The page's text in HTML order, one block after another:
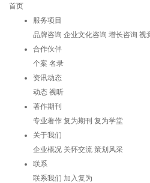
首页
服务项目
品牌咨询 企业文化咨询 增长咨询 视
合作伙伴
个案 名录
资讯动态
动态 视听
著作期刊
专业著作 复为期刊 复为学堂
关于我们
企业概况 关怀交流 策划风采
联系
联系我们 加入复为